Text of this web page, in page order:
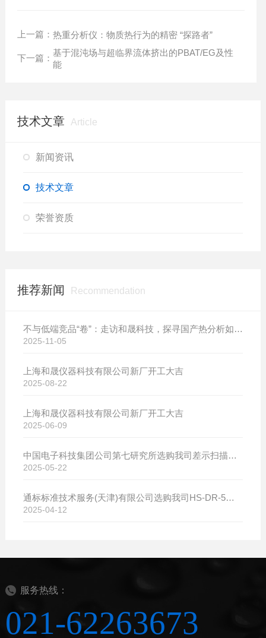
上一篇： 热重分析仪：物质热行为的精密 “探路者”
下一篇：
基于混沌场与超临界流体挤出的PBAT/EG及性
能
技术文章 Article
新闻资讯
技术文章
荣誉资质
推荐新闻 Recommendation
不与低端竞品“卷”：走访和晟科技，探寻国产热分析如何行稳致远
2025-11-05
上海和晟仪器科技有限公司新厂开工大吉
2025-08-22
上海和晟仪器科技有限公司新厂开工大吉
2025-06-09
中国电子科技集团公司第七研究所选购我司差示扫描量热仪
2025-05-22
通标标准技术服务(天津)有限公司选购我司HS-DR-5导热系数测试仪
2025-04-12
服务热线：
021-62263673